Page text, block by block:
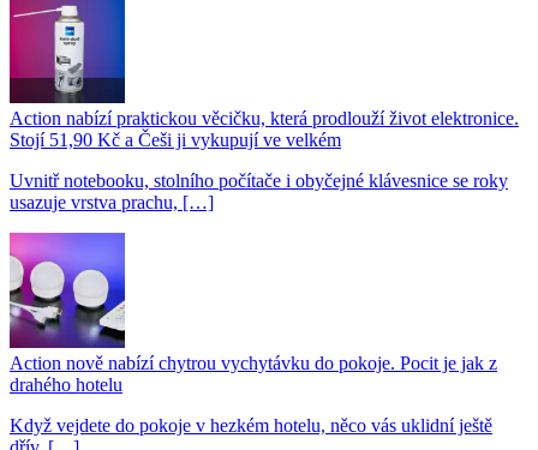
Action nabízí praktickou věcičku, která prodlouží život elektronice.
Stojí 51,90 Kč a Češi ji vykupují ve velkém
Uvnitř notebooku, stolního počítače i obyčejné klávesnice se roky
usazuje vrstva prachu, […]
Action nově nabízí chytrou vychytávku do pokoje. Pocit je jak z
drahého hotelu
Když vejdete do pokoje v hezkém hotelu, něco vás uklidní ještě